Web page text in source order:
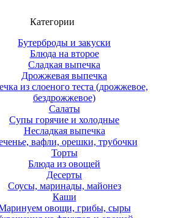
Категории
Бутерброды и закуски
Блюда на второе
Сладкая выпечка
Дрожжевая выпечка
из слоеного теста (дрожжевое,
бездрожжевое)
Салаты
Супы горячие и холодные
Несладкая выпечка
вафли, орешки, трубочки
Торты
Блюда из овощей
Десерты
Соусы, маринады, майонез
Каши
овощи, грибы, сыры